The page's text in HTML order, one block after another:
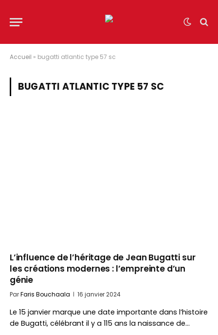
Accueil » bugatti atlantic type 57 sc
BUGATTI ATLANTIC TYPE 57 SC
L’influence de l’héritage de Jean Bugatti sur
les créations modernes : l’empreinte d’un
génie
ParFaris Bouchaala 16 janvier 2024
Le 15 janvier marque une date importante dans l’histoire
de Bugatti, célébrant il y a 115 ans la naissance de…